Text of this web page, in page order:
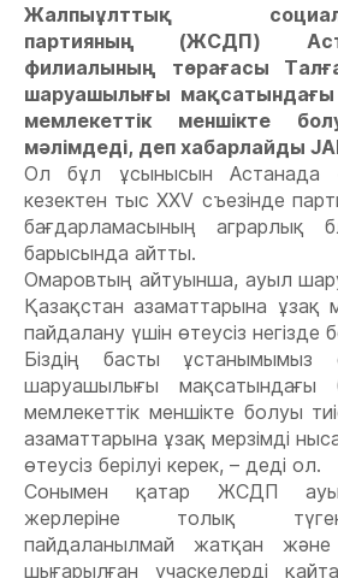
Жалпыұлттық социал-
партияның (ЖСДП)
филиалының төрағасы
шаруашылығы
мемлекеттік меншікте
мәлімдеді, деп хабарлайды
Ол бұл ұсынысын Астанада
кезектен тыс XXV съезінде
бағдарламасының аграрлық
барысында айтты.
Омаровтың айтуынша, ауыл
Қазақстан азаматтарына ұзақ
пайдалану үшін өтеусіз негізде
Біздің басты ұстанымымыз
шаруашылығы
мемлекеттік меншікте болуы
азаматтарына ұзақ мерзімді
өтеусіз берілуі керек, – деді ол.
Сонымен қатар ЖСДП
жерлеріне толық
пайдаланылмай жатқан және
шығарылған учаскелерді